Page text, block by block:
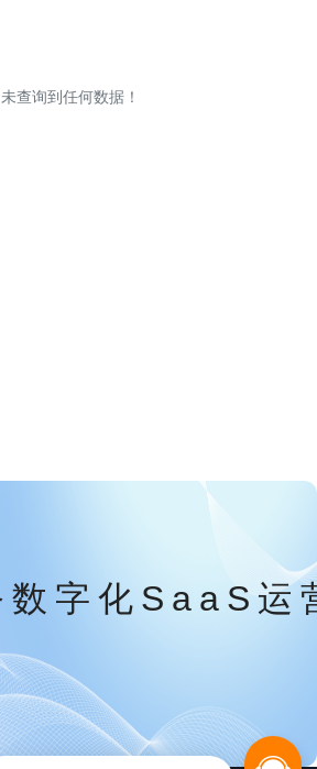
未查询到任何数据！
数字化SaaS运